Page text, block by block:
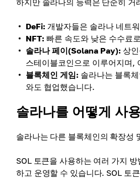
하지만 솔라나의 능력은 단순히
DeFi: 개발자들은 솔라나 네트
NFT: 빠른 속도와 낮은 수수료
솔라나 페이(Solana Pay): 상
스테이블코인으로 이루어지며,
블록체인 게임: 솔라나는 블록
와도 협업했습니다.
솔라나를 어떻게 사
솔라나는 다른 블록체인의 확장성
SOL 토큰을 사용하는 여러 가지
하고 운영할 수 있습니다. SOL 토